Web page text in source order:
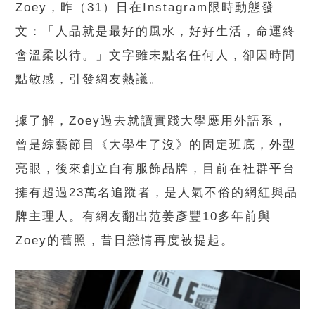
Zoey，昨（31）日在Instagram限時動態發
文：「人品就是最好的風水，好好生活，命運終
會溫柔以待。」文字雖未點名任何人，卻因時間
點敏感，引發網友熱議。
據了解，Zoey過去就讀實踐大學應用外語系，
曾是綜藝節目《大學生了沒》的固定班底，外型
亮眼，後來創立自有服飾品牌，目前在社群平台
擁有超過23萬名追蹤者，是人氣不俗的網紅與品
牌主理人。有網友翻出范姜彥豐10多年前與
Zoey的舊照，昔日戀情再度被提起。